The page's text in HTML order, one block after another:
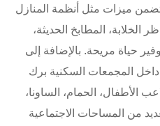
ميزات مثل أنظمة المنازل
الخلابة، المطابخ الحديثة،
حياة مريحة. بالإضافة إلى
المجمعات السكنية برك
الأطفال، الحمام، الساونا،
من المساحات الاجتماعية